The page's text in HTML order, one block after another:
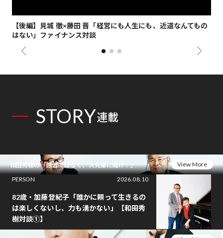
【後編】見城 徹×藤田 晋「経営にも人生にも、近道なんてもの
はない」ファイナンス対談
STORY連載
和田秀樹の「医者ではなく、大先輩に聞け！」
View More
PERSON
2026.08.10
82歳・加藤登紀子「誰かに頼って生きるの
は楽しくないし、力も湧かない」【和田秀
樹対談①】